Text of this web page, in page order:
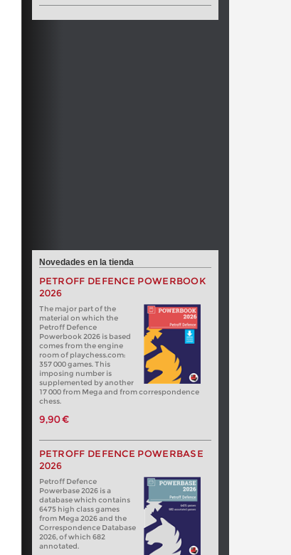
Novedades en la tienda
PETROFF DEFENCE POWERBOOK
2026
The major part of the
material on which the
Petroff Defence
Powerbook 2026 is based
comes from the engine
room of playchess.com:
357 000 games. This
imposing number is
supplemented by another
17 000 from Mega and from correspondence
chess.
9,90 €
PETROFF DEFENCE POWERBASE
2026
Petroff Defence
Powerbase 2026 is a
database which contains
6475 high class games
from Mega 2026 and the
Correspondence Database
2026, of which 682
annotated.